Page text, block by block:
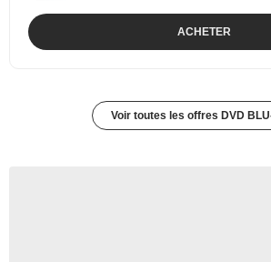
ACHETER
Voir toutes les offres DVD